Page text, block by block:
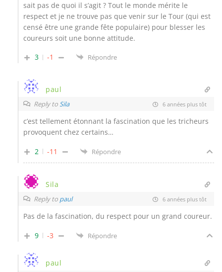
sait pas de quoi il s’agit ? Tout le monde mérite le
respect et je ne trouve pas que venir sur le Tour (qui est
censé être une grande fête populaire) pour blesser les
coureurs soit une bonne attitude.
3
-1 Répondre
paul
Reply toSila 6 années plus tôt
c’est tellement étonnant la fascination que les tricheurs
provoquent chez certains…
2 -11 Répondre
Sila
Reply to paul 6 années plus tôt
Pas de la fascination, du respect pour un grand coureur.
9 -3 Répondre
paul